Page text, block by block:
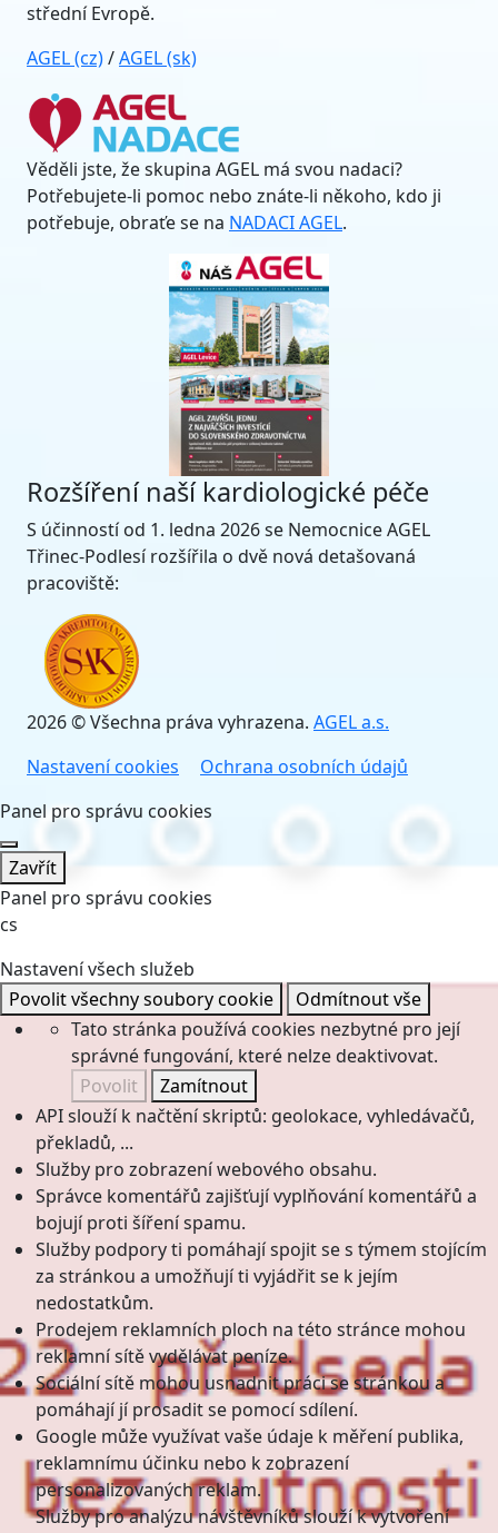
střední Evropě.
AGEL (cz)/AGEL (sk)
Věděli jste, že skupina AGEL má svou nadaci?
Potřebujete-li pomoc nebo znáte-li někoho, kdo ji
potřebuje, obraťe se na NADACI AGEL.
Rozšíření naší kardiologické péče
S účinností od 1. ledna 2026 se Nemocnice AGEL
Třinec-Podlesí rozšířila o dvě nová detašovaná
pracoviště:
2026 © Všechna práva vyhrazena. AGEL a.s.
Nastavení cookies
Ochrana osobních údajů
Panel pro správu cookies
Zavřít
Panel pro správu cookies
cs
Nastavení všech služeb
Povolit všechny soubory cookie
Odmítnout vše
Tato stránka používá cookies nezbytné pro její
správné fungování, které nelze deaktivovat.
Povolit
Zamítnout
API slouží k načtění skriptů: geolokace, vyhledávačů,
překladů, ...
Služby pro zobrazení webového obsahu.
Správce komentářů zajišťují vyplňování komentářů a
bojují proti šíření spamu.
Služby podpory ti pomáhají spojit se s týmem stojícím
za stránkou a umožňují ti vyjádřit se k jejím
nedostatkům.
Prodejem reklamních ploch na této stránce mohou
reklamní sítě vydělávat peníze.
Sociální sítě mohou usnadnit práci se stránkou a
pomáhají jí prosadit se pomocí sdílení.
Google může využívat vaše údaje k měření publika,
reklamnímu účinku nebo k zobrazení
personalizovaných reklam.
Služby pro analýzu návštěvníků slouží k vytvoření